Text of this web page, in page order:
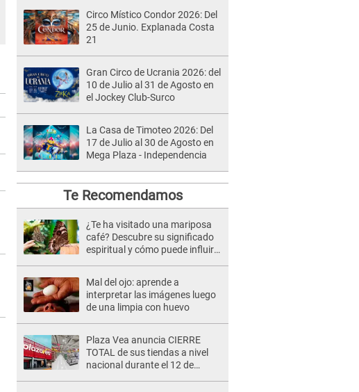
Circo Místico Condor 2026: Del
25 de Junio. Explanada Costa
21
Gran Circo de Ucrania 2026: del
10 de Julio al 31 de Agosto en
el Jockey Club-Surco
La Casa de Timoteo 2026: Del
17 de Julio al 30 de Agosto en
Mega Plaza - Independencia
Te Recomendamos
¿Te ha visitado una mariposa
café? Descubre su significado
espiritual y cómo puede influir
Mal del ojo: aprende a
interpretar las imágenes luego
de una limpia con huevo
Plaza Vea anuncia CIERRE
TOTAL de sus tiendas a nivel
nacional durante el 12 de